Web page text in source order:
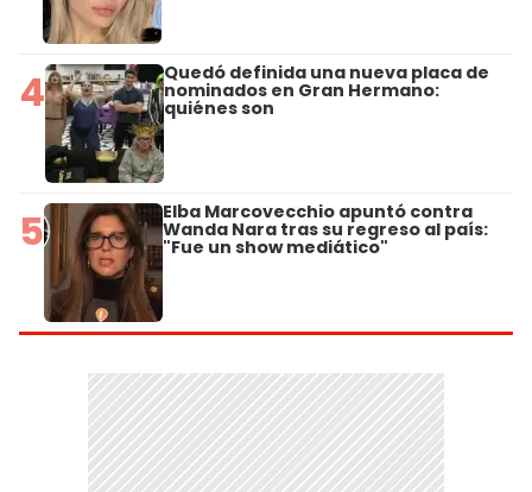
4 Quedó definida una nueva placa de
nominados en Gran Hermano:
quiénes son
5 Elba Marcovecchio apuntó contra
Wanda Nara tras su regreso al país:
"Fue un show mediático"